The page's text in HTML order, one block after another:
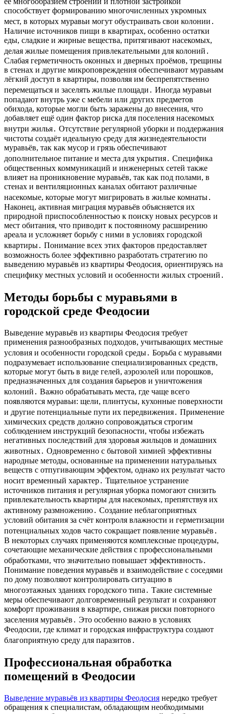
способствует формированию многочисленных укромных
мест, в которых муравьи могут обустраивать свои колонии․
Наличие источников пищи в квартирах, особенно остатки
еды, сладкие и жирные вещества, притягивают насекомых,
делая жилые помещения привлекательными для колоний․
Слабая герметичность оконных и дверных проёмов, трещины
в стенах и другие микроповреждения обеспечивают муравьям
лёгкий доступ в квартиры, позволяя им беспрепятственно
перемещаться и заселять жилые площади․ Иногда муравьи
попадают внутрь уже с мебели или других предметов
обихода, которые могли быть заражены до внесения, что
добавляет ещё один фактор риска для поселения насекомых
внутри жилья․ Отсутствие регулярной уборки и поддержания
чистоты создаёт идеальную среду для жизнедеятельности
муравьёв, так как мусор и грязь обеспечивают
дополнительное питание и места для укрытия․ Специфика
общественных коммуникаций и инженерных сетей также
влияет на проникновение муравьёв, так как под полами, в
стенах и вентиляционных каналах обитают различные
насекомые, которые могут мигрировать в жилые комнаты․
Наконец, активная миграция муравьёв объясняется их
природной приспособленностью к поиску новых ресурсов и
мест обитания, что приводит к постоянному расширению
ареала и усложняет борьбу с ними в условиях городской
квартиры․ Понимание всех этих факторов предоставляет
возможность более эффективно разработать стратегию по
выведению муравьёв из квартиры Феодосия, ориентируясь на
специфику местных условий и особенности жилых строений․
Методы борьбы с муравьями в
городской среде Феодосии
Выведение муравьёв из квартиры Феодосия требует
применения разнообразных подходов, учитывающих местные
условия и особенности городской среды․ Борьба с муравьями
подразумевает использование специализированных средств,
которые могут быть в виде гелей, аэрозолей или порошков,
предназначенных для создания барьеров и уничтожения
колоний․ Важно обрабатывать места, где чаще всего
появляются муравьи: щели, плинтусы, кухонные поверхности
и другие потенциальные пути их передвижения․ Применение
химических средств должно сопровождаться строгим
соблюдением инструкций безопасности, чтобы избежать
негативных последствий для здоровья жильцов и домашних
животных․ Одновременно с бытовой химией эффективны
народные методы, основанные на применении натуральных
веществ с отпугивающим эффектом, однако их результат часто
носит временный характер․ Тщательное устранение
источников питания и регулярная уборка помогают снизить
привлекательность квартиры для насекомых, препятствуя их
активному размножению․ Создание неблагоприятных
условий обитания за счёт контроля влажности и герметизации
потенциальных ходов часто сокращает появление муравьёв․
В некоторых случаях применяются комплексные процедуры,
сочетающие механические действия с профессиональными
обработками, что значительно повышает эффективность․
Понимание поведения муравьёв и взаимодействие с соседями
по дому позволяют контролировать ситуацию в
многоэтажных зданиях городского типа․ Такие системные
меры обеспечивают долговременный результат и сохраняют
комфорт проживания в квартире, снижая риски повторного
заселения муравьёв․ Это особенно важно в условиях
Феодосии, где климат и городская инфраструктура создают
благоприятную среду для паразитов․
Профессиональная обработка
помещений в Феодосии
Выведение муравьёв из квартиры Феодосия нередко требует
обращения к специалистам, обладающим необходимыми